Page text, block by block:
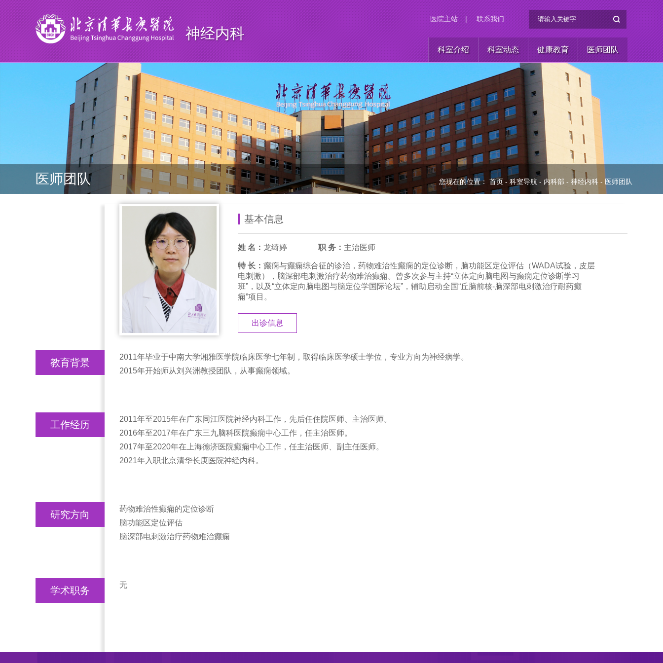
神经内科
医院主站 | 联系我们
科室介绍 科室动态 健康教育 医师团队
医师团队 您现在的位置： 首页 - 科室导航 - 内科部 - 神经内科 - 医师团队
基本信息
姓 名： 龙绮婷 职 务： 主治医师
特 长： 癫痫与癫痫综合征的诊治，药物难治性癫痫的定位诊断，脑功能区定位评估（WADA试验，皮层
电刺激），脑深部电刺激治疗药物难治癫痫。曾多次参与主持“立体定向脑电图与癫痫定位诊断学习
班”，以及“立体定向脑电图与脑定位学国际论坛”，辅助启动全国“丘脑前核-脑深部电刺激治疗耐药癫
痫”项目。
出诊信息
教育背景
2011年毕业于中南大学湘雅医学院临床医学七年制，取得临床医学硕士学位，专业方向为神经病学。
2015年开始师从刘兴洲教授团队，从事癫痫领域。
工作经历
2011年至2015年在广东同江医院神经内科工作，先后任住院医师、主治医师。
2016年至2017年在广东三九脑科医院癫痫中心工作，任主治医师。
2017年至2020年在上海德济医院癫痫中心工作，任主治医师、副主任医师。
2021年入职北京清华长庚医院神经内科。
研究方向
药物难治性癫痫的定位诊断
脑功能区定位评估
脑深部电刺激治疗药物难治癫痫
学术职务
无